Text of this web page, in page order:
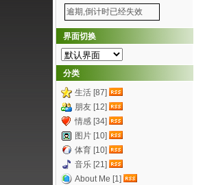
逾期,倒计时已经失效
界面切换
分类
生活 [87]
朋友 [12]
情感 [34]
图片 [10]
体育 [10]
音乐 [21]
About Me [1]